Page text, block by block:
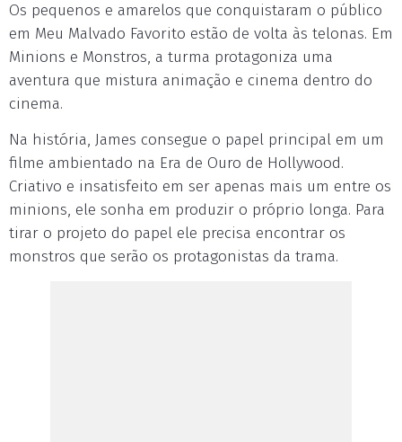
Os pequenos e amarelos que conquistaram o público
em Meu Malvado Favorito estão de volta às telonas. Em
Minions e Monstros, a turma protagoniza uma
aventura que mistura animação e cinema dentro do
cinema.
Na história, James consegue o papel principal em um
filme ambientado na Era de Ouro de Hollywood.
Criativo e insatisfeito em ser apenas mais um entre os
minions, ele sonha em produzir o próprio longa. Para
tirar o projeto do papel ele precisa encontrar os
monstros que serão os protagonistas da trama.